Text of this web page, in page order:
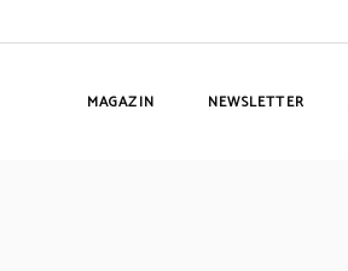
MAGAZIN NEWSLETTER